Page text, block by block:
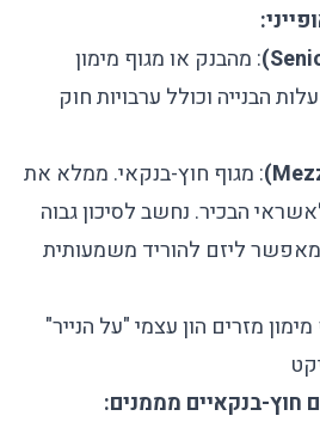
: מהבנק או מגוף מימון
הבנייה וכולל ערבויות חוק
: מגוף חוץ-בנקאי. ממלא את
הבכיר. נחשב לסיכון גבוה
מאפשר ליזם להוריד משמעותית
מימון מזרים הון עצמי "על הנייר"
חוץ-בנקאיים מממנים: